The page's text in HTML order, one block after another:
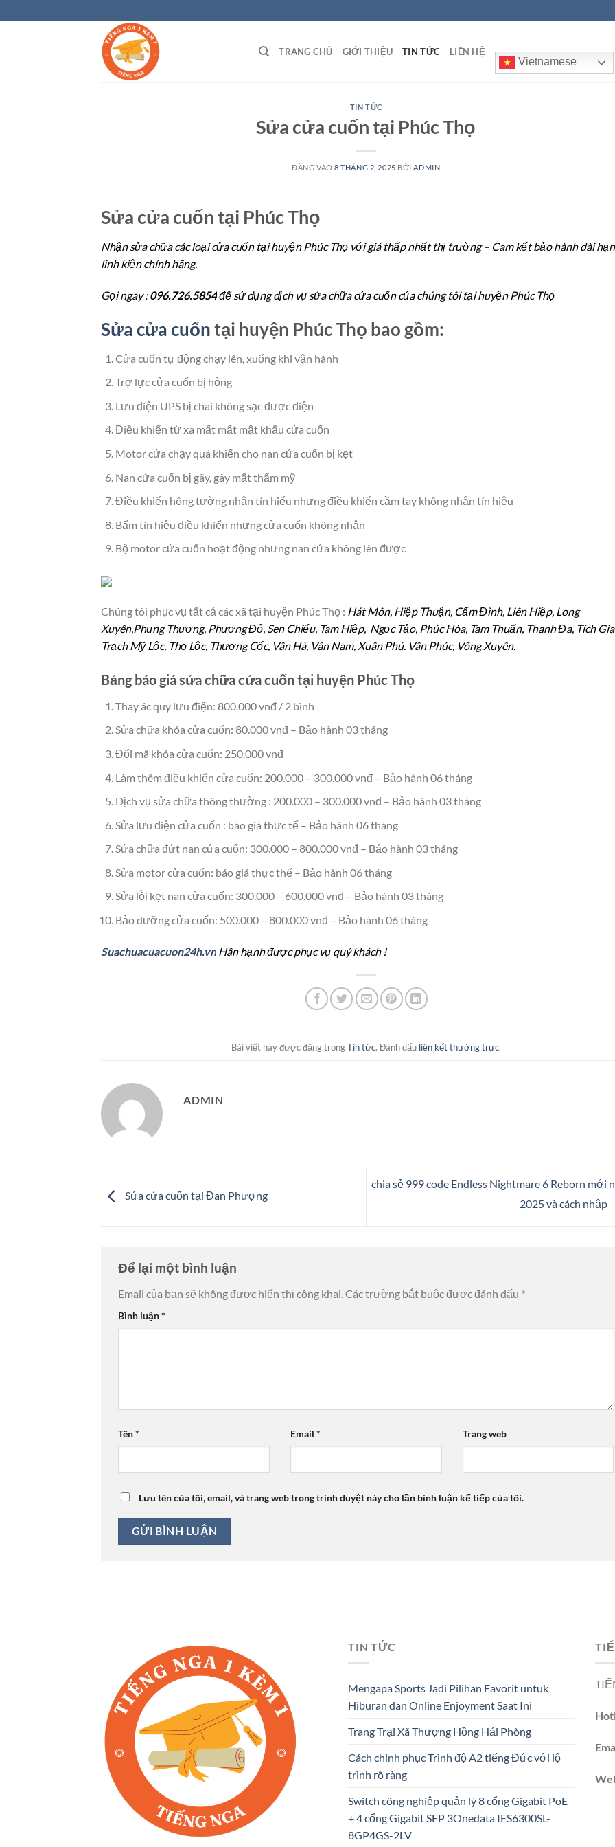
qua
TRANG CHỦ GIỚI THIỆU TIN TỨC LIÊN HỆ
Vietnamese
TIN TỨC
Sửa cửa cuốn tại Phúc Thọ
ĐĂNG VÀO8 THÁNG 2, 2025 BỞI ADMIN
Sửa cửa cuốn tại Phúc Thọ
Nhận sửa chữa các loại cửa cuốn tại huyện Phúc Thọ với giá thấp nhất thị trường – Cam kết bảo hành dài
linh kiện chính hãng.
Gọi ngay : 096.726.5854để sử dụng dịch vụ sửa chữa cửa cuốn của chúng tôi tại huyện Phúc Thọ
Sửa cửa cuốn tại huyện Phúc Thọ bao gồm:
Cửa cuốn tự động chạy lên, xuống khi vận hành
Trợ lực cửa cuốn bị hỏng
Lưu điện UPS bị chai không sạc được điện
Điều khiển từ xa mất mất mật khẩu cửa cuốn
Motor cửa chạy quá khiến cho nan cửa cuốn bị kẹt
Nan cửa cuốn bị gãy, gây mất thẩm mỹ
Điều khiển hông tường nhận tín hiểu nhưng điều khiển cầm tay không nhận tín hiệu
Bấm tín hiệu điều khiển nhưng cửa cuốn không nhận
Bộ motor cửa cuốn hoạt động nhưng nan cửa không lên được
Chúng tôi phục vụ tất cả các xã tại huyện Phúc Thọ : Hát Môn, Hiệp Thuận, Cẩm Đình, Liên Hiệp, Long
Xuyên,Phụng Thượng, Phương Độ, Sen Chiểu, Tam Hiệp, Ngọc Tảo, Phúc Hòa, Tam Thuấn, Thanh Đa, Tích
Trạch Mỹ Lộc, Thọ Lộc, Thượng Cốc, Vân Hà, Vân Nam, Xuân Phú. Vân Phúc, Võng Xuyên.
Bảng báo giá sửa chữa cửa cuốn tại huyện Phúc Thọ
Thay ác quy lưu điện: 800.000 vnđ / 2 bình
Sửa chữa khóa cửa cuốn: 80.000 vnđ – Bảo hành 03 tháng
Đổi mã khóa cửa cuốn: 250.000 vnđ
Làm thêm điều khiển cửa cuốn: 200.000 – 300.000 vnđ – Bảo hành 06 tháng
Dịch vụ sửa chữa thông thường : 200.000 – 300.000 vnđ – Bảo hành 03 tháng
Sửa lưu điện cửa cuốn : báo giá thực tế – Bảo hành 06 tháng
Sửa chữa đứt nan cửa cuốn: 300.000 – 800.000 vnđ – Bảo hành 03 tháng
Sửa motor cửa cuốn: báo giá thực thế – Bảo hành 06 tháng
Sửa lỗi kẹt nan cửa cuốn: 300.000 – 600.000 vnđ – Bảo hành 03 tháng
Bảo dưỡng cửa cuốn: 500.000 – 800.000 vnđ – Bảo hành 06 tháng
Suachuacuacuon24h.vn Hân hạnh được phục vụ quý khách !
Bài viết này được đăng trongTin tức. Đánh dấu liên kết thường trực.
ADMIN
Sửa cửa cuốn tại Đan Phượng
chia sẻ 999 code Endless Nightmare 6 Reborn mới
2025 và cách nhập
Để lại một bình luận
Email của bạn sẽ không được hiển thị công khai.Các trường bắt buộc được đánh dấu *
Bình luận*
Tên* Email * Trang web
Lưu tên của tôi, email, và trang web trong trình duyệt này cho lần bình luận kế tiếp của tôi.
TIN TỨC
Mengapa Sports Jadi Pilihan Favorit untuk
Hiburan dan Online Enjoyment Saat Ini
Trang Trại Xã Thượng Hồng Hải Phòng
Cách chinh phục Trình độ A2 tiếng Đức với lộ
trình rõ ràng
Switch công nghiệp quản lý 8 cổng Gigabit PoE
+ 4 cổng Gigabit SFP 3Onedata IES6300SL-
8GP4GS-2LV